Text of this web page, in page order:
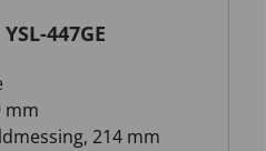
447GE
mm
214 mm